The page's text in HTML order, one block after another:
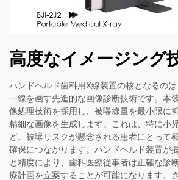
高度なイメージング
ハンドヘルド歯科用X線装置の核となるの
一線を画す先進的な画像診断技術です。本
像処理技術を採用し、被曝線量を最小限に
精細な画像を生成します。これは、特に小
ど、被曝リスクが懸念される患者にとって
確保につながります。ハンドヘルド装置が
と精度により、歯科医療従事者は正確な診
療計画を立案することが可能になります。